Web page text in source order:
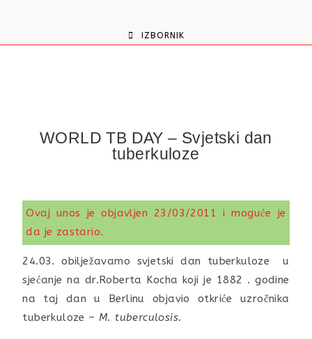
IZBORNIK
WORLD TB DAY – Svjetski dan
tuberkuloze
Ovaj unos je objavljen 23/03/2011 i moguće je
da je zastario.
24.03. obilježavamo svjetski dan tuberkuloze u
sjećanje na dr.Roberta Kocha koji je 1882 . godine
na taj dan u Berlinu objavio otkriće uzročnika
tuberkuloze –M. tuberculosis.